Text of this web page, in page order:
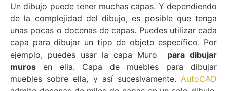
Un dibujo puede tener muchas capas. Y dependiendo
de la complejidad del dibujo, es posible que tenga
unas pocas o docenas de capas. Puedes utilizar cada
capa para dibujar un tipo de objeto específico. Por
ejemplo, puedes usar la capa Muro para dibujar
muros en ella. Capa de muebles para dibujar
muebles sobre ella, y así sucesivamente. AutoCAD